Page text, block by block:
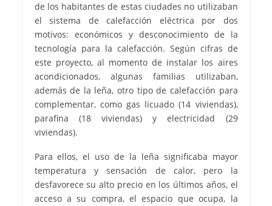
de los habitantes de estas ciudades no utilizaban
el sistema de calefacción eléctrica por dos
motivos: económicos y desconocimiento de la
tecnología para la calefacción. Según cifras de
este proyecto, al momento de instalar los aires
acondicionados, algunas familias utilizaban,
además de la leña, otro tipo de calefacción para
complementar, como gas licuado (14 viviendas),
parafina (18 viviendas) y electricidad (29
viviendas).
Para ellos, el uso de la leña significaba mayor
temperatura y sensación de calor, pero la
desfavorece su alto precio en los últimos años, el
acceso a su compra, el espacio que ocupa, la